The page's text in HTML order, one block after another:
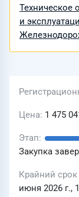
Техническое
и
Цена 1 475
Этап
Закупка
Крайний
июня 2026 г.,